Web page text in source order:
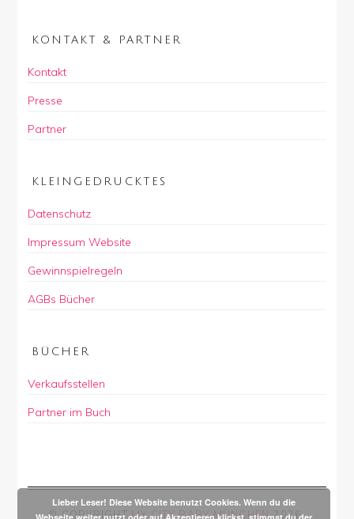
KONTAKT & PARTNER
Kontakt
Presse
Partner
KLEINGEDRUCKTES
Datenschutz
Impressum Website
Gewinnspielregeln
AGBs Bücher
BÜCHER
Verkaufsstellen
Partner im Buch
© COPYRIGHTMY CITY BABY MÜNCHEN 2026.
Lieber Leser! Diese Website benutzt Cookies. Wenn du die